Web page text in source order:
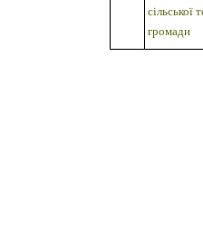
сільської
громади